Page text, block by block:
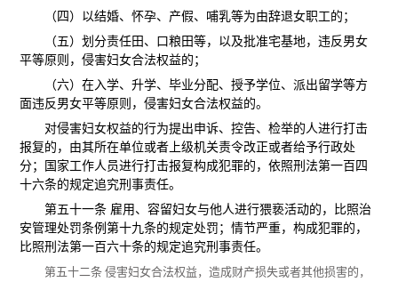
（四）以结婚、怀孕、产假、哺乳等为由辞退女职工的；
（五）划分责任田、口粮田等，以及批准宅基地，违反男女
平等原则，侵害妇女合法权益的；
（六）在入学、升学、毕业分配、授予学位、派出留学等方
面违反男女平等原则，侵害妇女合法权益的。
对侵害妇女权益的行为提出申诉、控告、检举的人进行打击
报复的，由其所在单位或者上级机关责令改正或者给予行政处
分；国家工作人员进行打击报复构成犯罪的，依照刑法第一百四
十六条的规定追究刑事责任。
第五十一条 雇用、容留妇女与他人进行猥亵活动的，比照治
安管理处罚条例第十九条的规定处罚；情节严重，构成犯罪的，
比照刑法第一百六十条的规定追究刑事责任。
第五十二条 侵害妇女合法权益，造成财产损失或者其他损害的，